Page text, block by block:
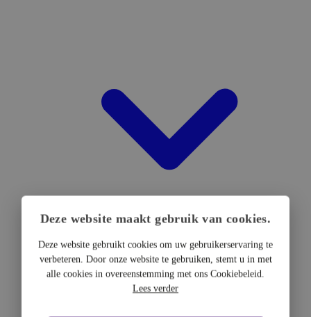
DTF Hardware
DTF Printers
Deze website maakt gebruik van cookies.
Deze website gebruikt cookies om uw gebruikerservaring te
verbeteren. Door onze website te gebruiken, stemt u in met
alle cookies in overeenstemming met ons Cookiebeleid.
Lees verder